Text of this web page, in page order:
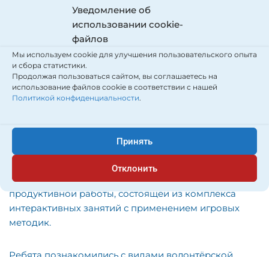
Уведомление об
использовании cookie-
файлов
Мы используем cookie для улучшения пользовательского опыта
и сбора статистики.
Продолжая пользоваться сайтом, вы соглашаетесь на
использование файлов cookie в соответствии с нашей
Политикой конфиденциальности.
Принять
Отклонить
теоретический курс обучения с наставником
городского Молодежного ресурсного центра.
Школа волонтёров МРЦ — это два дня
продуктивной работы, состоящей из комплекса
интерактивных занятий с применением игровых
методик.
Ребята познакомились с видами волонтёрской